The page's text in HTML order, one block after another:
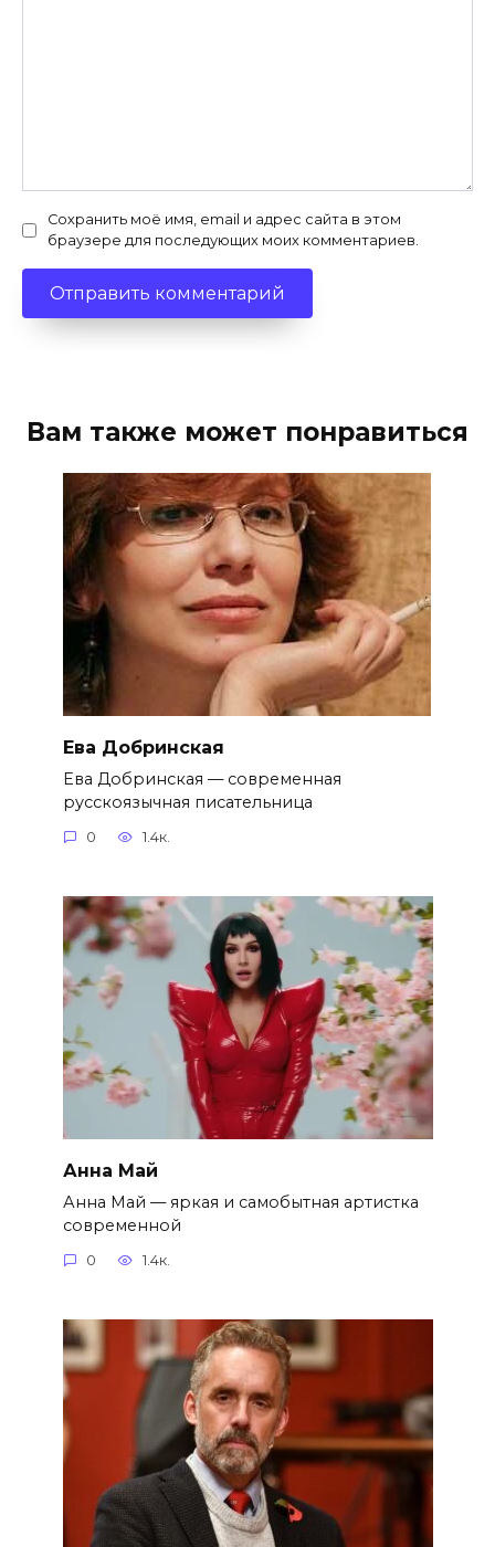
Сохранить моё имя, email и адрес сайта в этом
браузере для последующих моих комментариев.
Вам также может понравиться
Ева Добринская
Ева Добринская — современная
русскоязычная писательница
0 1.4к.
Анна Май
Анна Май — яркая и самобытная артистка
современной
0 1.4к.